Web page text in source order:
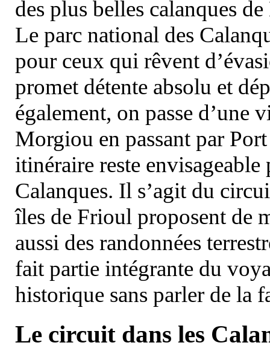
des plus belles calanques
Le parc national des
pour ceux qui rêvent
promet détente absolu et
également, on passe d’une
Morgiou en passant par
itinéraire reste
Calanques. Il s’agit du
îles de Frioul proposent de
aussi des randonnées
fait partie intégrante du
historique sans parler de la
Le circuit dans les